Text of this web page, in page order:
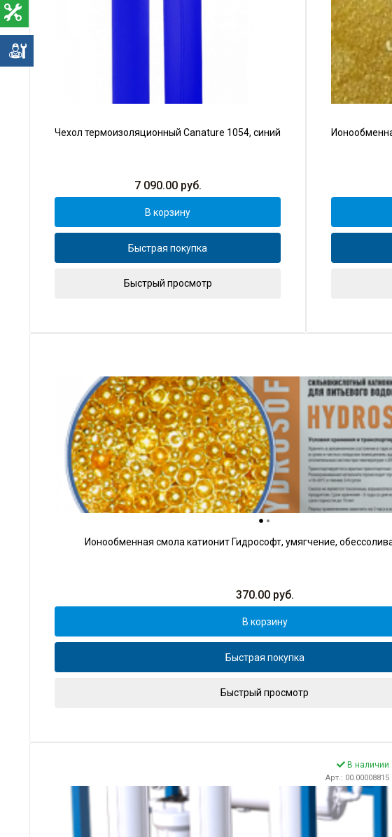
Чехол термоизоляционный Canature 1054, синий
7 090.00руб.
В корзину
Быстрая покупка
Быстрый просмотр
Ионообменная смола катионит Гидрософт, умягчение,
370.00руб.
В корзину
Быстрая покупка
Быстрый просмотр
В наличии
Арт.: 00.00008815